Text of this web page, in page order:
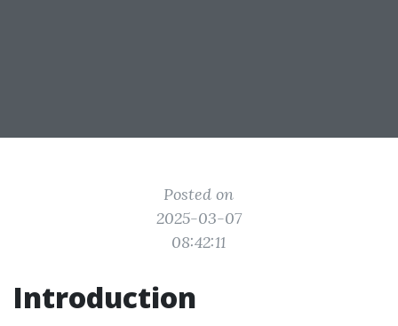
Posted on
2025-03-07
08:42:11
Introduction